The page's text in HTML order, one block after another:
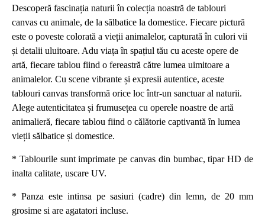
Descoperă fascinația naturii în colecția noastră de tablouri
canvas cu animale, de la sălbatice la domestice. Fiecare pictură
este o poveste colorată a vieții animalelor, capturată în culori vii
și detalii uluitoare. Adu viața în spațiul tău cu aceste opere de
artă, fiecare tablou fiind o fereastră către lumea uimitoare a
animalelor. Cu scene vibrante și expresii autentice, aceste
tablouri canvas transformă orice loc într-un sanctuar al naturii.
Alege autenticitatea și frumusețea cu operele noastre de artă
animalieră, fiecare tablou fiind o călătorie captivantă în lumea
vieții sălbatice și domestice.
* Tablourile sunt imprimate pe canvas din bumbac, tipar HD de
inalta calitate, uscare UV.
* Panza este intinsa pe sasiuri (cadre) din lemn, de 20 mm
grosime si are agatatori incluse.